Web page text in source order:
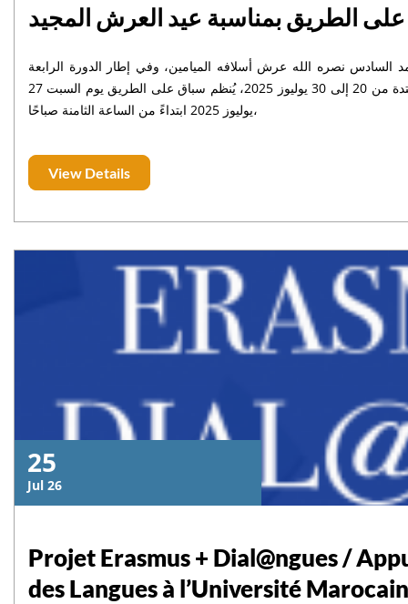
الطريق بمناسبة عيد العرش المجيد
السادس نصره الله عرش أسلافه الميامين، وفي إطار الدورة الرابعة
للأنشطة الرياضية والفنية والثقافية التي يشهدها إقليم بني ملال خلال الفترة الممتدة من 20 إلى 30 يوليوز 2025، يُنظم سباق على الطريق يوم السبت 27
يوليوز 2025 ابتداءً من الساعة الثامنة صباحًا،
View Details
25
Jul 26
Projet Erasmus + Dial@ngues /
des Langues à l’Université